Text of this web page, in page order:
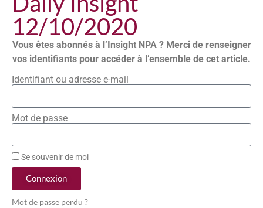
12/10/2020
Vous êtes abonnés à l’Insight NPA ? Merci de renseigner
vos identifiants pour accéder à l’ensemble de cet article.
Identifiant ou adresse e-mail
Mot de passe
Se souvenir de moi
Connexion
Mot de passe perdu ?